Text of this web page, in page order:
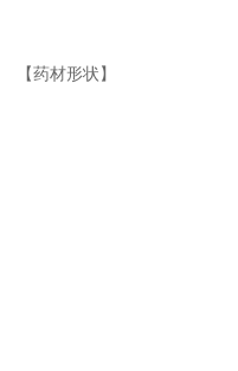
【药材形状】